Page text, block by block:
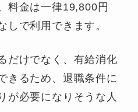
料金は一律19,800円
しで利用できます。
だけでなく、有給消化
きるため、退職条件に
が必要になりそうな人